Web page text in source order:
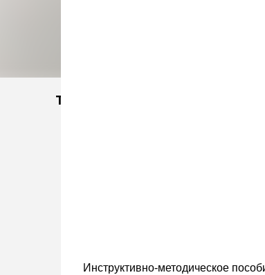
Тэги
Инструктивно-методическое